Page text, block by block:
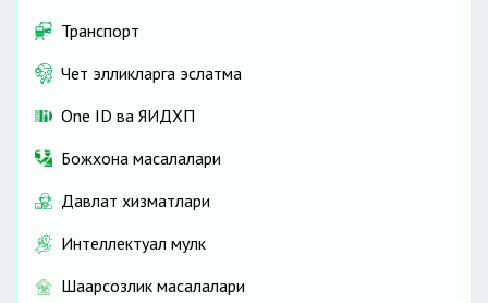
Транспорт
Чет элликларга эслатма
One ID ва ЯИДХП
Божхона масалалари
Давлат хизматлари
Интеллектуал мулк
Шаҳарсозлик масалалари